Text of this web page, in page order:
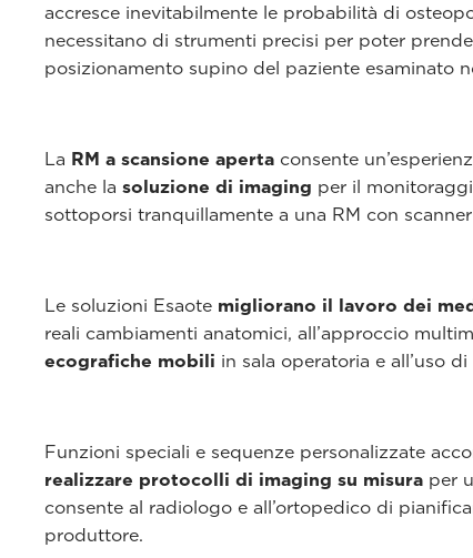
accresce inevitabilmente le probabilità di
necessitano di strumenti precisi per poter
posizionamento supino del paziente esaminato
La RM a scansione aperta consente
anche la soluzione di imaging per il
sottoporsi tranquillamente a una RM con
Le soluzioni Esaote migliorano il lavoro dei
reali cambiamenti anatomici, all’approccio
ecografiche mobili in sala operatoria e all’uso di
Funzioni speciali e sequenze personalizzate
realizzare protocolli di imaging su misura per
consente al radiologo e all’ortopedico di
produttore.